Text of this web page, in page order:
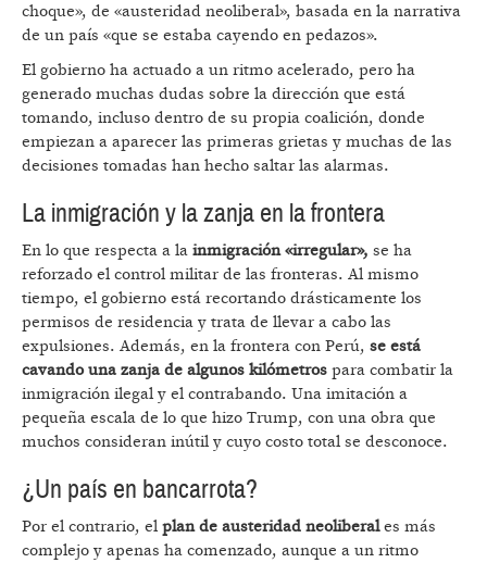
choque», de «austeridad neoliberal», basada en la narrativa
de un país «que se estaba cayendo en pedazos».
El gobierno ha actuado a un ritmo acelerado, pero ha
generado muchas dudas sobre la dirección que está
tomando, incluso dentro de su propia coalición, donde
empiezan a aparecer las primeras grietas y muchas de las
decisiones tomadas han hecho saltar las alarmas.
La inmigración y la zanja en la frontera
En lo que respecta a la inmigración «irregular», se ha
reforzado el control militar de las fronteras. Al mismo
tiempo, el gobierno está recortando drásticamente los
permisos de residencia y trata de llevar a cabo las
expulsiones. Además, en la frontera con Perú, se está
cavando una zanja de algunos kilómetros para combatir la
inmigración ilegal y el contrabando. Una imitación a
pequeña escala de lo que hizo Trump, con una obra que
muchos consideran inútil y cuyo costo total se desconoce.
¿Un país en bancarrota?
Por el contrario, el plan de austeridad neoliberales más
complejo y apenas ha comenzado, aunque a un ritmo